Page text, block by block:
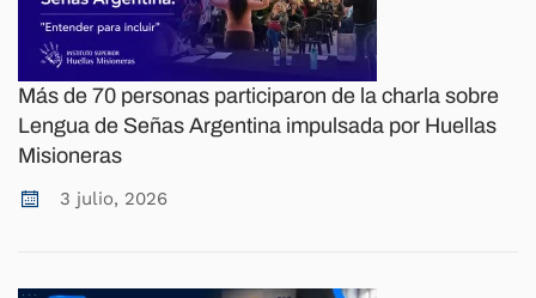
Más de 70 personas participaron de la charla sobre
Lengua de Señas Argentina impulsada por Huellas
Misioneras
3 julio, 2026